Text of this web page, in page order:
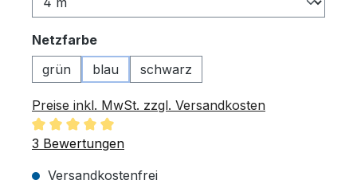
Netzfarbeauswählen
grün
blau schwarz
Preise inkl. MwSt. zzgl. Versandkosten
Durchschnittliche Bewertung von 5 von 5 Sternen
3 Bewertungen
Versandkostenfrei